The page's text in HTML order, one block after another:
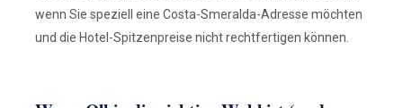
wenn Sie speziell eine Costa-Smeralda-Adresse möchten
und die Hotel-Spitzenpreise nicht rechtfertigen können.